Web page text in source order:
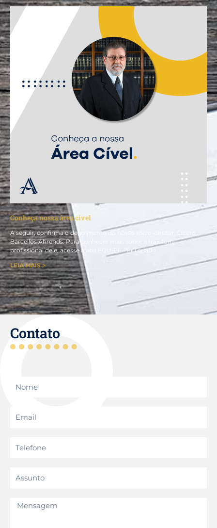
Conheça nossa área cível
A seguir, confirma o depoimento do nosso sócio-diretor, Cícero
Barcellos Ahrends. Para conhecer mais sobre a trajetória
profissional dele, acesse a aba EQUIPE. “Fui criado
LEIA MAIS >
Contato